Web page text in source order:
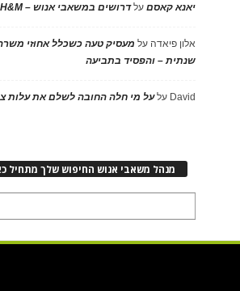
יאנא קאסםעלדרושים במשאבי אנוש – H&M
אלון פיאדה על מעסיק טעה כשכלל אחוזי
שנתית – והפסיד בתביעה
David עלעל מי חלה החובה לשלם את עלות
מנהל משאבי אנוש החיפוש שלך מתחיל